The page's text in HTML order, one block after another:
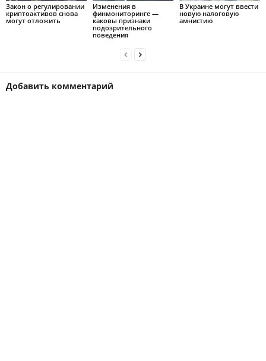
Закон о регулировании
криптоактивов снова
могут отложить
Изменения в
финмониторинге —
каковы признаки
подозрительного
поведения
В Украине могут ввести
новую налоговую
амнистию
Добавить комментарий